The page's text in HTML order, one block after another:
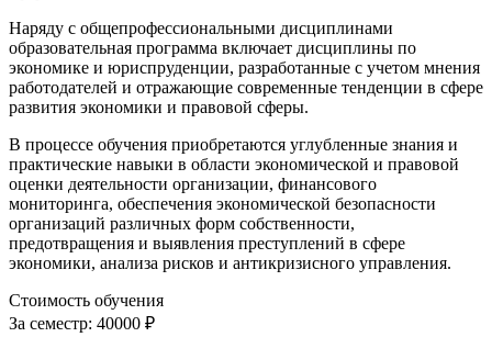
Наряду с общепрофессиональными дисциплинами
образовательная программа включает дисциплины по
экономике и юриспруденции, разработанные с учетом мнения
работодателей и отражающие современные тенденции в сфере
развития экономики и правовой сферы.
В процессе обучения приобретаются углубленные знания и
практические навыки в области экономической и правовой
оценки деятельности организации, финансового
мониторинга, обеспечения экономической безопасности
организаций различных форм собственности,
предотвращения и выявления преступлений в сфере
экономики, анализа рисков и антикризисного управления.
Стоимость обучения
За семестр: 40000 ₽